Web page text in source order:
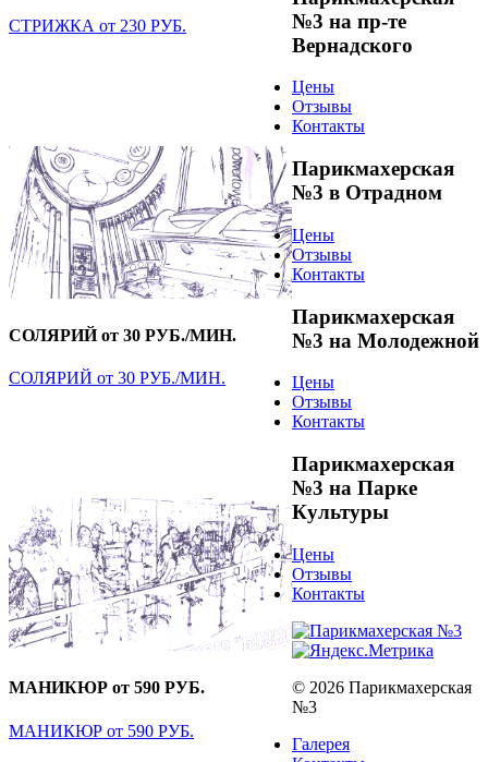
СТРИЖКА от 230 РУБ.
СОЛЯРИЙ от 30 РУБ./МИН.
СОЛЯРИЙ от 30 РУБ./МИН.
МАНИКЮР от 590 РУБ.
МАНИКЮР от 590 РУБ.
№3 на пр-те
Вернадского
Цены
Отзывы
Контакты
Парикмахерская
№3 в Отрадном
Цены
Отзывы
Контакты
Парикмахерская
№3 на Молодежной
Цены
Отзывы
Контакты
Парикмахерская
№3 на Парке
Культуры
Цены
Отзывы
Контакты
© 2026 Парикмахерская
№3
Галерея